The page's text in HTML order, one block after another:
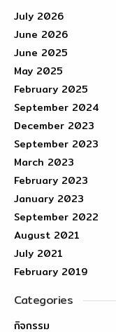
July 2026
June 2026
June 2025
May 2025
February 2025
September 2024
December 2023
September 2023
March 2023
February 2023
January 2023
September 2022
August 2021
July 2021
February 2019
Categories
กิจกรรม